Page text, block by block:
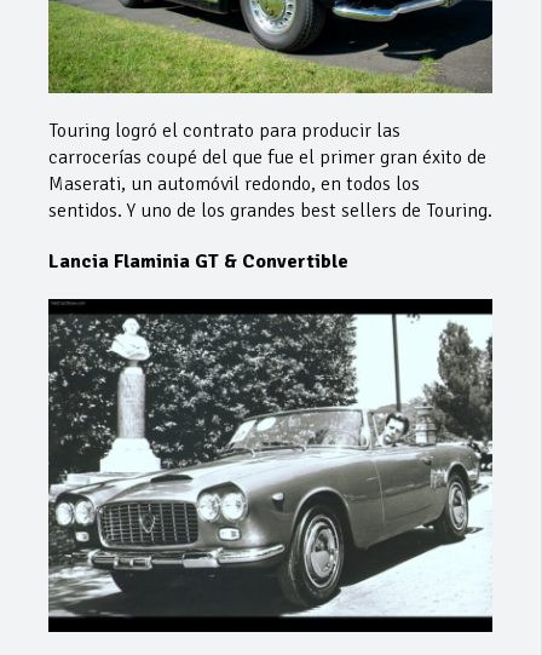
Touring logró el contrato para producir las
carrocerías coupé del que fue el primer gran éxito de
Maserati, un automóvil redondo, en todos los
sentidos. Y uno de los grandes best sellers de Touring.
Lancia Flaminia GT & Convertible